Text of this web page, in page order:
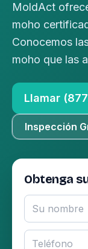
MoldAct
moho
Conocemos
moho que las
Llamar
Inspección
Obtenga